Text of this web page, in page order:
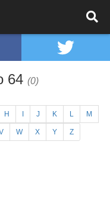
64 (0)
H J K L M
W X Y Z